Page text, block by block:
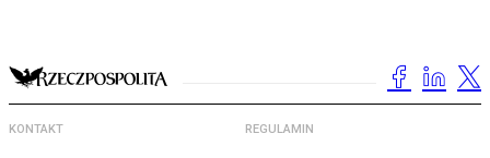
KONTAKT REGULAMIN